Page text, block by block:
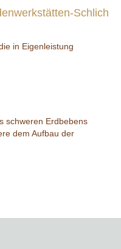
Schlich
in Eigenleistung
schweren Erdbebens
dem Aufbau der